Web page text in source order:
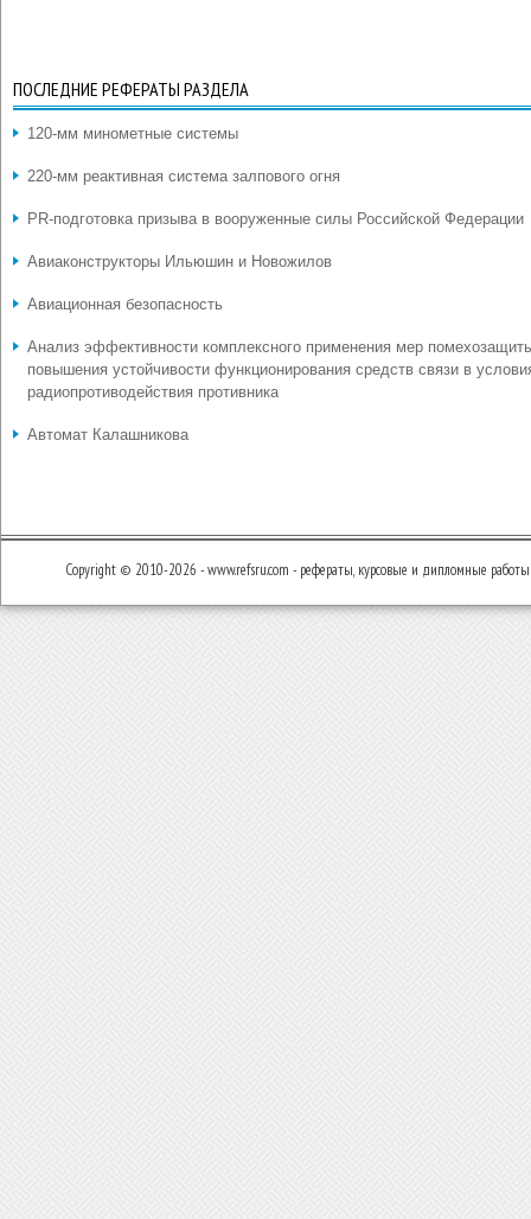
ПОСЛЕДНИЕ РЕФЕРАТЫ РАЗДЕЛА
120-мм минометные системы
220-мм реактивная система залпового огня
PR-подготовка призыва в вооруженные силы Российской Федерации
Авиаконструкторы Ильюшин и Новожилов
Авиационная безопасность
Анализ эффективности комплексного применения мер
повышения устойчивости функционирования средств связи в
радиопротиводействия противника
Автомат Калашникова
Copyright © 2010-2026 - www.refsru.com - рефераты, курсовые и дипломные работы